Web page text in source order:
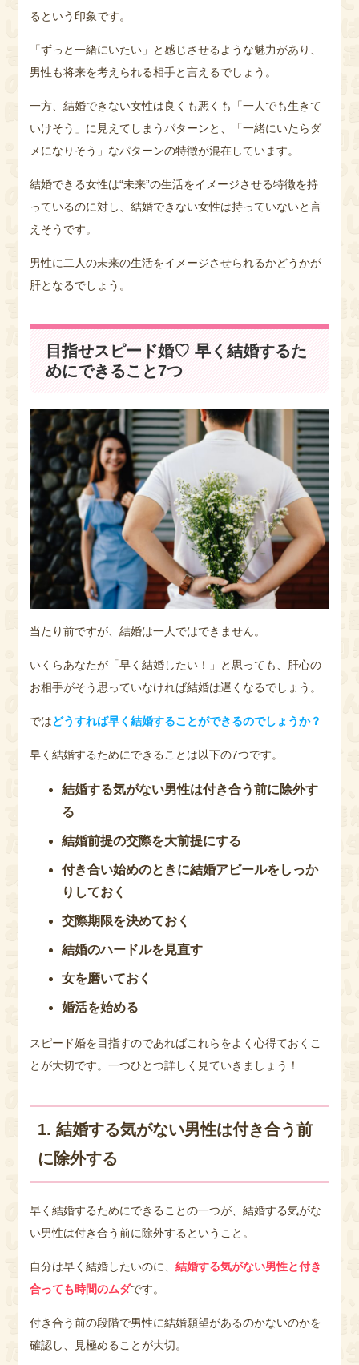
るという印象です。
「ずっと一緒にいたい」と感じさせるような魅力があり、
男性も将来を考えられる相手と言えるでしょう。
一方、結婚できない女性は良くも悪くも「一人でも生きて
いけそう」に見えてしまうパターンと、「一緒にいたらダ
メになりそう」なパターンの特徴が混在しています。
結婚できる女性は“未来”の生活をイメージさせる特徴を持
っているのに対し、結婚できない女性は持っていないと言
えそうです。
男性に二人の未来の生活をイメージさせられるかどうかが
肝となるでしょう。
目指せスピード婚♡ 早く結婚するた
めにできること7つ
当たり前ですが、結婚は一人ではできません。
いくらあなたが「早く結婚したい！」と思っても、肝心の
お相手がそう思っていなければ結婚は遅くなるでしょう。
ではどうすれば早く結婚することができるのでしょうか？
早く結婚するためにできることは以下の7つです。
結婚する気がない男性は付き合う前に除外す
る
結婚前提の交際を大前提にする
付き合い始めのときに結婚アピールをしっか
りしておく
交際期限を決めておく
結婚のハードルを見直す
女を磨いておく
婚活を始める
スピード婚を目指すのであればこれらをよく心得ておくこ
とが大切です。一つひとつ詳しく見ていきましょう！
1. 結婚する気がない男性は付き合う前
に除外する
早く結婚するためにできることの一つが、結婚する気がな
い男性は付き合う前に除外するということ。
自分は早く結婚したいのに、結婚する気がない男性と付き
合っても時間のムダです。
付き合う前の段階で男性に結婚願望があるのかないのかを
確認し、見極めることが大切。